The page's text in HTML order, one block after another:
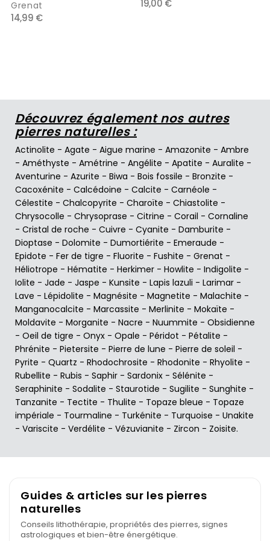
Grenat
14,99 €
19,00 €
Découvrez également nos autres
pierres naturelles :
Actinolite - Agate - Aigue marine - Amazonite - Ambre
- Améthyste - Amétrine - Angélite - Apatite - Auralite -
Aventurine - Azurite - Biwa - Bois fossile - Bronzite -
Cacoxénite - Calcédoine - Calcite - Carnéole -
Célestite - Chalcopyrite - Charoïte - Chiastolite -
Chrysocolle - Chrysoprase - Citrine - Corail - Cornaline
- Cristal de roche - Cuivre - Cyanite - Damburite -
Dioptase - Dolomite - Dumortiérite - Emeraude -
Epidote - Fer de tigre - Fluorite - Fushite - Grenat -
Héliotrope - Hématite - Herkimer - Howlite - Indigolite -
Iolite - Jade - Jaspe - Kunsite - Lapis lazuli - Larimar -
Lave - Lépidolite - Magnésite - Magnetite - Malachite -
Manganocalcite - Marcassite - Merlinite - Mokaïte -
Moldavite - Morganite - Nacre - Nuummite - Obsidienne
- Oeil de tigre - Onyx - Opale - Péridot - Pétalite -
Phrénite - Pietersite - Pierre de lune - Pierre de soleil -
Pyrite - Quartz - Rhodochrosite - Rhodonite - Rhyolite -
Rubellite - Rubis - Saphir - Sardonix - Sélénite -
Seraphinite - Sodalite - Staurotide - Sugilite - Sunghite -
Tanzanite - Tectite - Thulite - Topaze bleue - Topaze
impériale - Tourmaline - Turkénite - Turquoise - Unakite
- Variscite - Verdélite - Vézuvianite - Zircon - Zoisite.
Guides & articles sur les pierres
naturelles
Conseils lithothérapie, propriétés des pierres, signes
astrologiques et bien-être énergétique.